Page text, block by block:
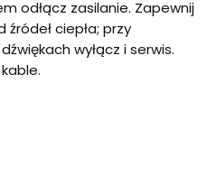
odłącz zasilanie. Zapewnij
ciepła; przy
wyłącz i serwis.